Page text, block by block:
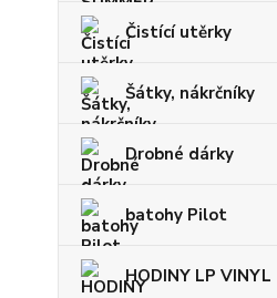
Čistící utěrky
Šátky, nákrčníky
Drobné dárky
batohy Pilot
HODINY LP VINYL